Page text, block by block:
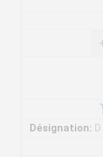
Désignation: